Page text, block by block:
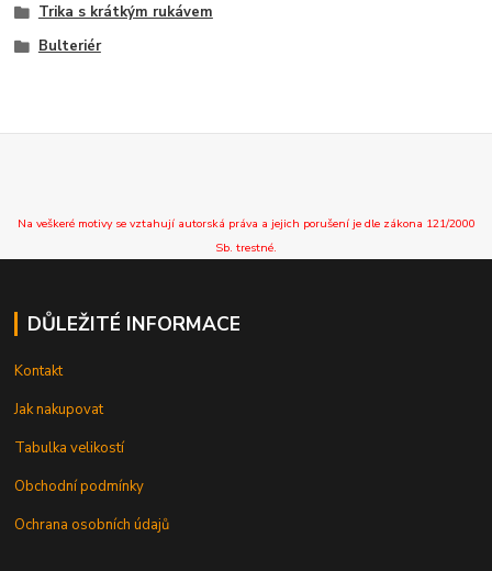
Trika s krátkým rukávem
Bulteriér
Na veškeré motivy se vztahují autorská práva a jejich porušení je dle zákona 121/2000
Sb. trestné.
DŮLEŽITÉ INFORMACE
Kontakt
Jak nakupovat
Tabulka velikostí
Obchodní podmínky
Ochrana osobních údajů